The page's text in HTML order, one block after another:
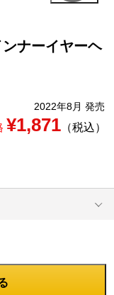
ナーイヤーヘ
2022年8月 発売
¥1,871（税込）